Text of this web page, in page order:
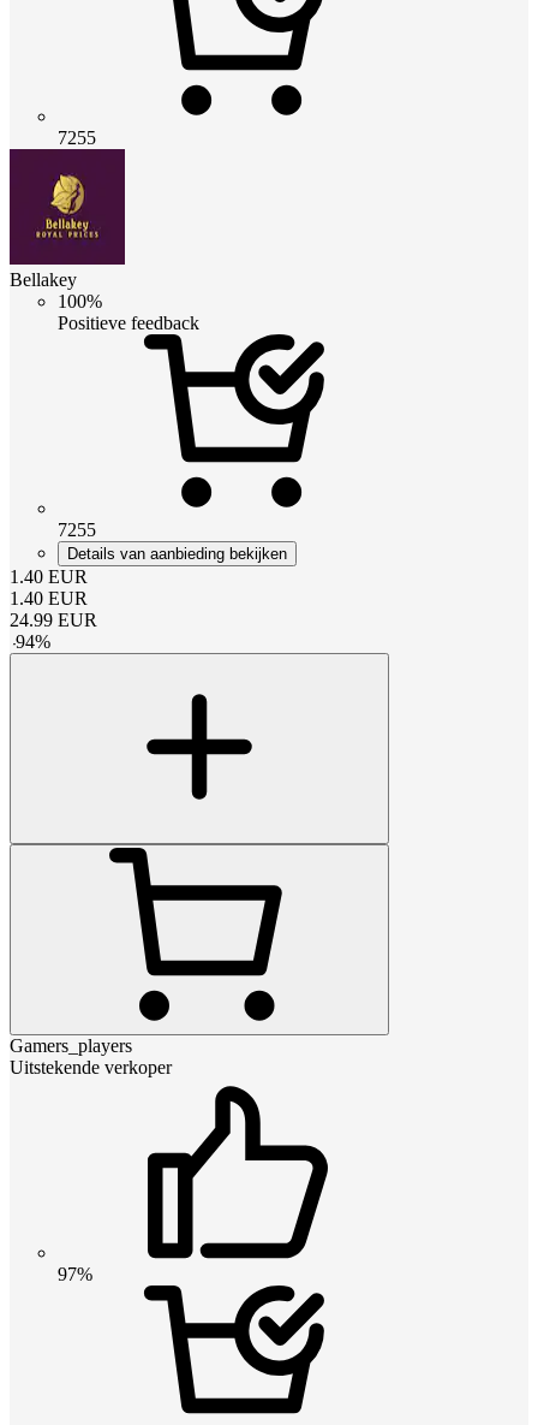
7255
Bellakey
100%
Positieve feedback
7255
Details van aanbieding bekijken
1.40 EUR
1.40 EUR
24.99 EUR
-94%
Gamers_players
Uitstekende verkoper
97%